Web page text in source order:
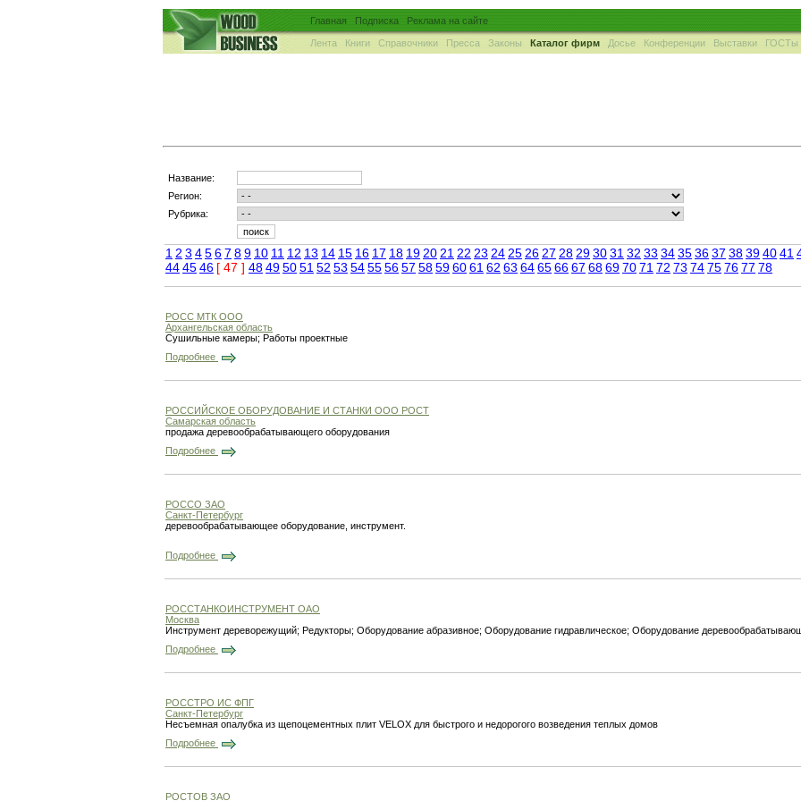
Главная Подписка Реклама на сайте
Лента Книги Справочники Пресса Законы Каталог фирм Досье Конференции Выставки ГОСТы
Название:
Регион:
Рубрика:
1 2 3 4567 89 10 11 12 13 14 15 16 17 18 19 20 21 22 23 24 25 26 27 28 293031 32 33 34353637 38394041
444546 [ 47 ] 48495051 52 53 54555657 58596061 62 63 64656667 68697071 72 73 74757677 78
РОСС МТК ООО
Архангельская область
Сушильные камеры; Работы проектные
Подробнее
РОССИЙСКОЕ ОБОРУДОВАНИЕ И СТАНКИ ООО РОСТ
Самарская область
продажа деревообрабатывающего оборудования
Подробнее
РОССО ЗАО
Санкт-Петербург
деревообрабатывающее оборудование, инструмент.
Подробнее
РОССТАНКОИНСТРУМЕНТ ОАО
Москва
Инструмент дереворежущий; Редукторы; Оборудование абразивное; Оборудование гидравлическое; Оборудование
Подробнее
РОССТРО ИС ФПГ
Санкт-Петербург
Несъемная опалубка из щепоцементных плит VELOX для быстрого и недорогого возведения теплых домов
Подробнее
РОСТОВ ЗАО